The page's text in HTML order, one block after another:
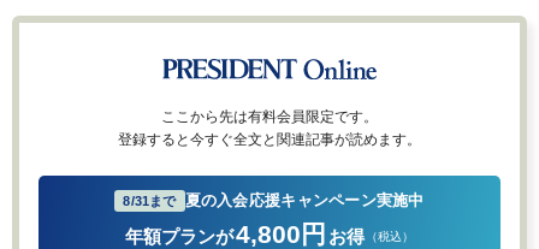
ここから先は有料会員限定です。
登録すると今すぐ全文と関連記事が読めます。
8/31まで 夏の入会応援キャンペーン実施中
年額プランが4,800円 お得 （税込）